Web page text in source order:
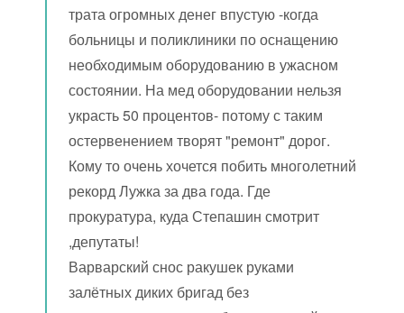
трата огромных денег впустую -когда
больницы и поликлиники по оснащению
необходимым оборудованию в ужасном
состоянии. На мед оборудовании нельзя
украсть 50 процентов- потому с таким
остервенением творят "ремонт" дорог.
Кому то очень хочется побить многолетний
рекорд Лужка за два года. Где
прокуратура, куда Степашин смотрит
,депутаты!
Варварский снос ракушек руками
залётных диких бригад без